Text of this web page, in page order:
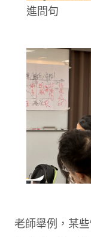
進問句
老師舉例，某